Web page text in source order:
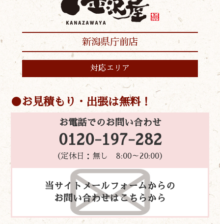
新潟県庁前店
対応エリア
お見積もり・出張は無料！
お電話でのお問い合わせ
0120-197-282
（定休日：無し 8:00～20:00）
当サイトメールフォームからの
お問い合わせはこちらから